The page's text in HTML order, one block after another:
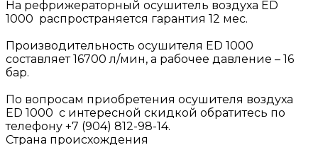
На рефрижераторный осушитель воздуха ED
1000 распространяется гарантия 12 мес.
Производительность осушителя ED 1000
составляет 16700 л/мин, а рабочее давление – 16
бар.
По вопросам приобретения осушителя воздуха
ED 1000 с интересной скидкой обратитесь по
телефону +7 (904) 812-98-14.
Страна происхождения